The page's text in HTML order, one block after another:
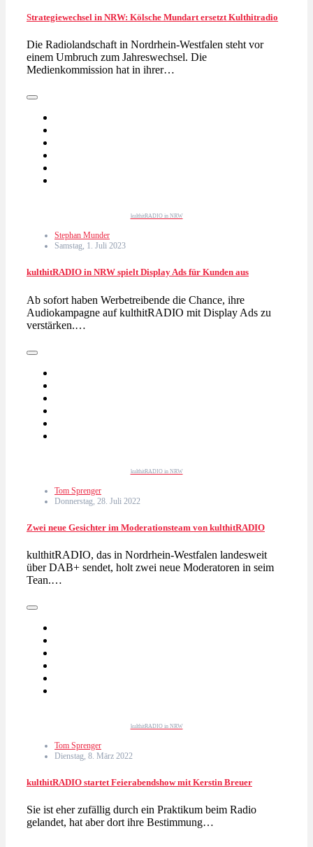
Strategiewechsel in NRW: Kölsche Mundart ersetzt Kulthitradio
Die Radiolandschaft in Nordrhein-Westfalen steht vor
einem Umbruch zum Jahreswechsel. Die
Medienkommission hat in ihrer…
kulthitRADIO in NRW
Stephan Munder
Samstag, 1. Juli 2023
kulthitRADIO in NRW spielt Display Ads für Kunden aus
Ab sofort haben Werbetreibende die Chance, ihre
Audiokampagne auf kulthitRADIO mit Display Ads zu
verstärken.…
kulthitRADIO in NRW
Tom Sprenger
Donnerstag, 28. Juli 2022
Zwei neue Gesichter im Moderationsteam von kulthitRADIO
kulthitRADIO, das in Nordrhein-Westfalen landesweit
über DAB+ sendet, holt zwei neue Moderatoren in seim
Tean.…
kulthitRADIO in NRW
Tom Sprenger
Dienstag, 8. März 2022
kulthitRADIO startet Feierabendshow mit Kerstin Breuer
Sie ist eher zufällig durch ein Praktikum beim Radio
gelandet, hat aber dort ihre Bestimmung…